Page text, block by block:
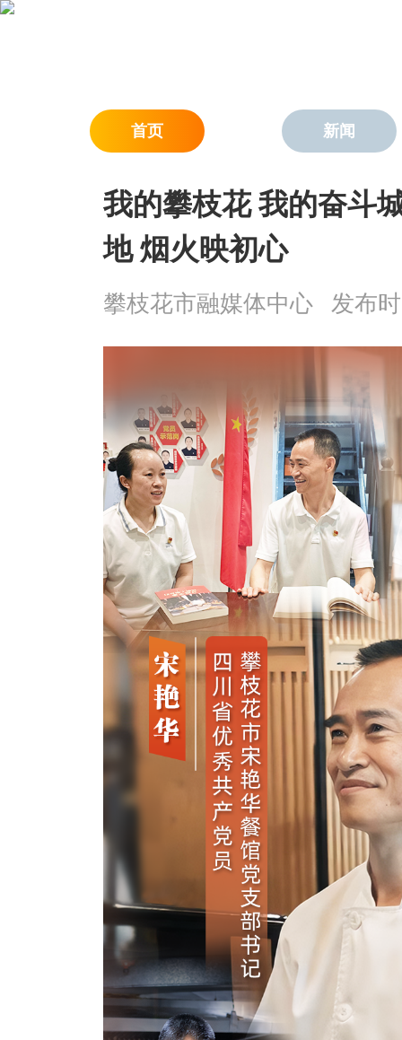
首页 新闻
我的攀枝花 我的奋斗
地 烟火映初心
攀枝花市融媒体中心 发布